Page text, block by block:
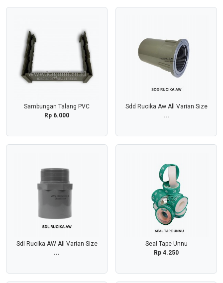
Sambungan Talang PVC
Rp 6.000
Sdd Rucika Aw All Varian Size
...
Sdl Rucika AW All Varian Size
...
Seal Tape Unnu
Rp 4.250